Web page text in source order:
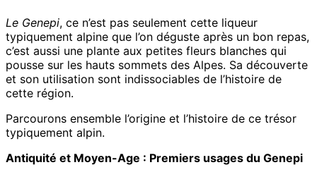
Le Genepi, ce n’est pas seulement cette liqueur
typiquement alpine que l’on déguste après un bon repas,
c’est aussi une plante aux petites fleurs blanches qui
pousse sur les hauts sommets des Alpes. Sa découverte
et son utilisation sont indissociables de l’histoire de
cette région.
Parcourons ensemble l’origine et l’histoire de ce trésor
typiquement alpin.
Antiquité et Moyen-Age : Premiers usages du Genepi